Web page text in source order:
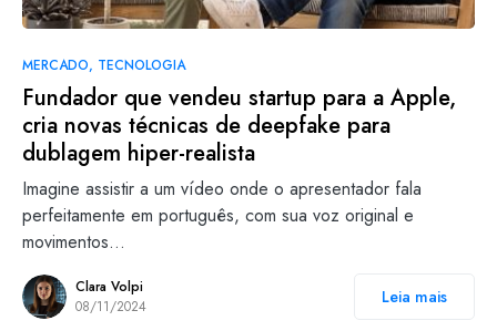
MERCADO TECNOLOGIA
Fundador que vendeu startup para a Apple,
cria novas técnicas de deepfake para
dublagem hiper-realista
Imagine assistir a um vídeo onde o apresentador fala
perfeitamente em português, com sua voz original e
movimentos…
Clara Volpi
08/11/2024
Leia mais